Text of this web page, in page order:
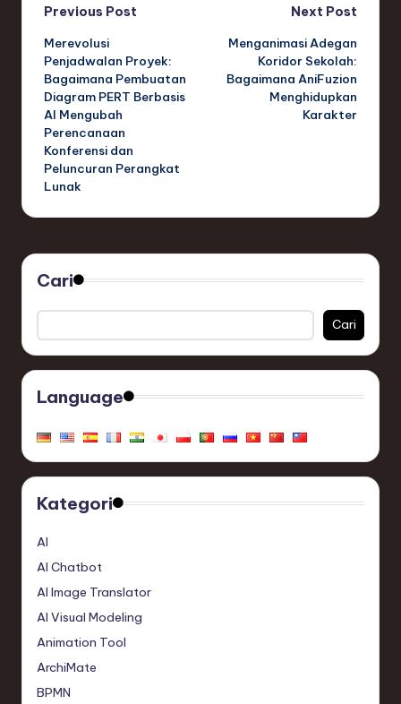
Post
navigation
Previous Post
Merevolusi
Penjadwalan Proyek:
Bagaimana Pembuatan
Diagram PERT Berbasis
AI Mengubah
Perencanaan
Konferensi dan
Peluncuran Perangkat
Lunak
Next Post
Menganimasi Adegan
Koridor Sekolah:
Bagaimana AniFuzion
Menghidupkan
Karakter
Cari
Cari
Language
Kategori
AI
AI Chatbot
AI Image Translator
AI Visual Modeling
Animation Tool
ArchiMate
BPMN